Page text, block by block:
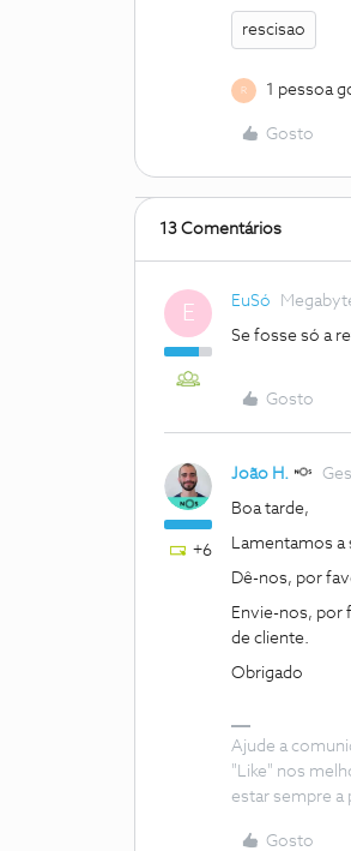
rescisao
R 1 pessoa
Gosto
13 Comentários
E EuSó
Se fosse só a
Gosto
+6
João H.
Boa tarde,
Lamentamos a
Dê-nos, por
Envie-nos, por
de cliente.
Obrigado
Ajude a
"Like" nos
estar sempre a
Gosto